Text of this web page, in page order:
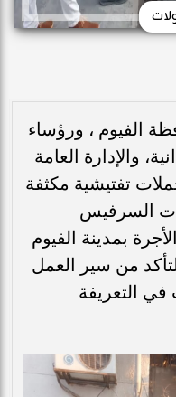
الفيوم ، ورؤساء
والإدارة العامة
تفتيشية مكثفة
السرفيس
بمدينة الفيوم
من سير العمل
التعريفة